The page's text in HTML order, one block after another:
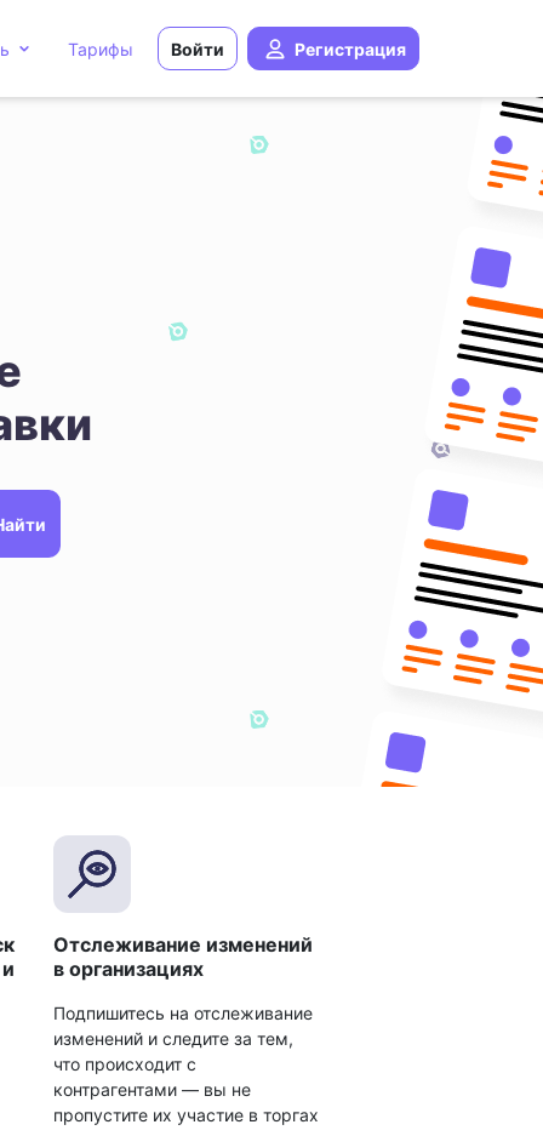
Тарифы Войти Регистрация
Отслеживание изменений
в организациях
Подпишитесь на отслеживание
изменений и следите за тем,
что происходит с
контрагентами — вы не
пропустите их участие в торгах